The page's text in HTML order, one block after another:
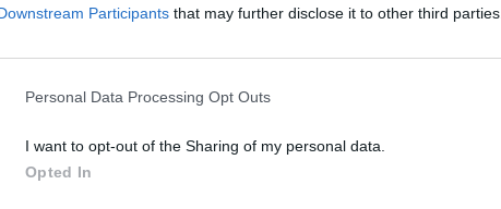
Participants that may further disclose it to other third parties.
Personal Data Processing Opt Outs
I want to opt-out of the Sharing of my personal data.
Opted In